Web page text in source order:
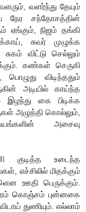
வளர்ந்து தேயும்
நேர சந்தோசத்தின்
ஏங்கும், நிஜம் தங்கி
சுவர் முழுக்க
விட்டு செல்லும்
கண்கள் செருகி
விடிந்ததும்
அடியில் காய்ந்த
கை பிடிக்க
அழுத்தி கொல்லும்,
அசைவு
குடித்த உடைந்த
எச்சிலில் மிதக்கும்
ஊதி பெருக்கும்.
கொஞ்சம் புன்னகை
துணியும். எல்லாம்